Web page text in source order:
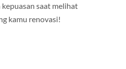
saat melihat
kamu renovasi!